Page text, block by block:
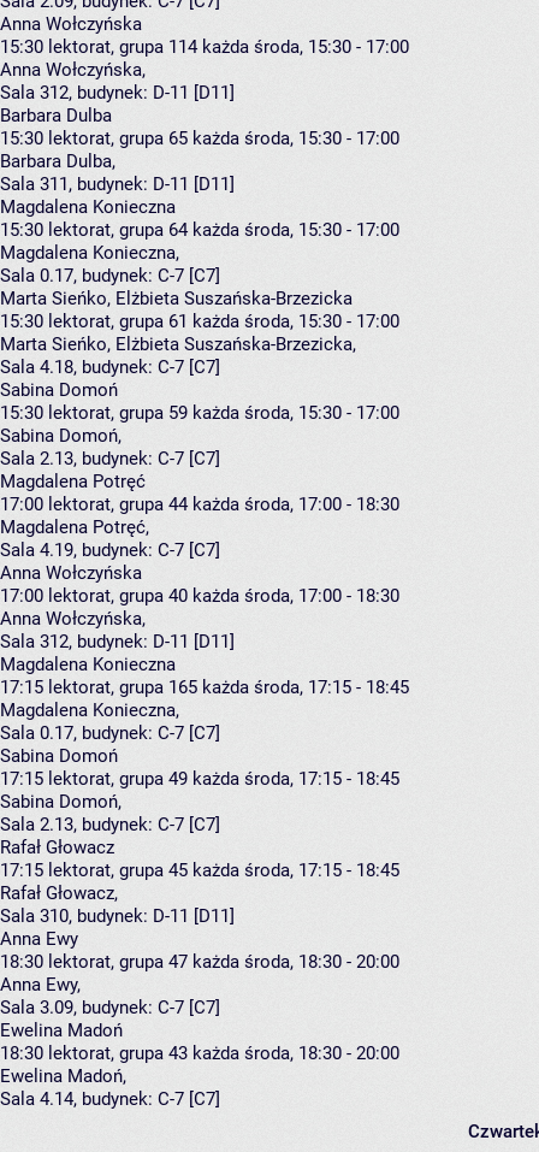
Anna Wołczyńska
15:30 lektorat, grupa 114 każda środa, 15:30 - 17:00
Anna Wołczyńska,
Sala 312, budynek: D-11 [D11]
Barbara Dulba
15:30 lektorat, grupa 65 każda środa, 15:30 - 17:00
Barbara Dulba,
Sala 311, budynek: D-11 [D11]
Magdalena Konieczna
15:30 lektorat, grupa 64 każda środa, 15:30 - 17:00
Magdalena Konieczna,
Sala 0.17, budynek: C-7 [C7]
Marta Sieńko, Elżbieta Suszańska-Brzezicka
15:30 lektorat, grupa 61 każda środa, 15:30 - 17:00
Marta Sieńko, Elżbieta Suszańska-Brzezicka,
Sala 4.18, budynek: C-7 [C7]
Sabina Domoń
15:30 lektorat, grupa 59 każda środa, 15:30 - 17:00
Sabina Domoń,
Sala 2.13, budynek: C-7 [C7]
Magdalena Potręć
17:00 lektorat, grupa 44 każda środa, 17:00 - 18:30
Magdalena Potręć,
Sala 4.19, budynek: C-7 [C7]
Anna Wołczyńska
17:00 lektorat, grupa 40 każda środa, 17:00 - 18:30
Anna Wołczyńska,
Sala 312, budynek: D-11 [D11]
Magdalena Konieczna
17:15 lektorat, grupa 165 każda środa, 17:15 - 18:45
Magdalena Konieczna,
Sala 0.17, budynek: C-7 [C7]
Sabina Domoń
17:15 lektorat, grupa 49 każda środa, 17:15 - 18:45
Sabina Domoń,
Sala 2.13, budynek: C-7 [C7]
Rafał Głowacz
17:15 lektorat, grupa 45 każda środa, 17:15 - 18:45
Rafał Głowacz,
Sala 310, budynek: D-11 [D11]
Anna Ewy
18:30 lektorat, grupa 47 każda środa, 18:30 - 20:00
Anna Ewy,
Sala 3.09, budynek: C-7 [C7]
Ewelina Madoń
18:30 lektorat, grupa 43 każda środa, 18:30 - 20:00
Ewelina Madoń,
Sala 4.14, budynek: C-7 [C7]